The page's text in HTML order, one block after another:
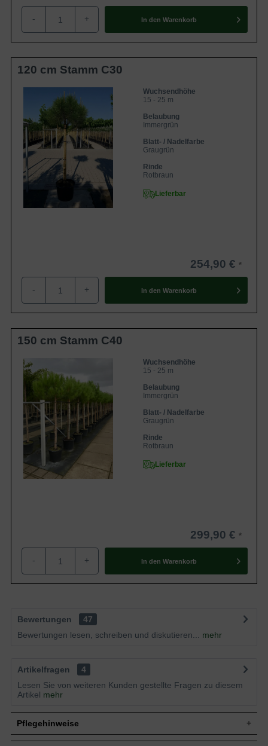
- + In den Warenkorb
120 cm Stamm C30
Wuchsendhöhe
15 - 25 m
Belaubung
Immergrün
Blatt- / Nadelfarbe
Graugrün
Rinde
Rotbraun
Lieferbar
254,90 €
- + In den Warenkorb
150 cm Stamm C40
Wuchsendhöhe
15 - 25 m
Belaubung
Immergrün
Blatt- / Nadelfarbe
Graugrün
Rinde
Rotbraun
Lieferbar
299,90 €
- + In den Warenkorb
Bewertungen
47
Bewertungen lesen, schreiben und diskutieren...
mehr
Artikelfragen
4
Lesen Sie von weiteren Kunden gestellte Fragen zu diesem
Artikel mehr
Pflegehinweise